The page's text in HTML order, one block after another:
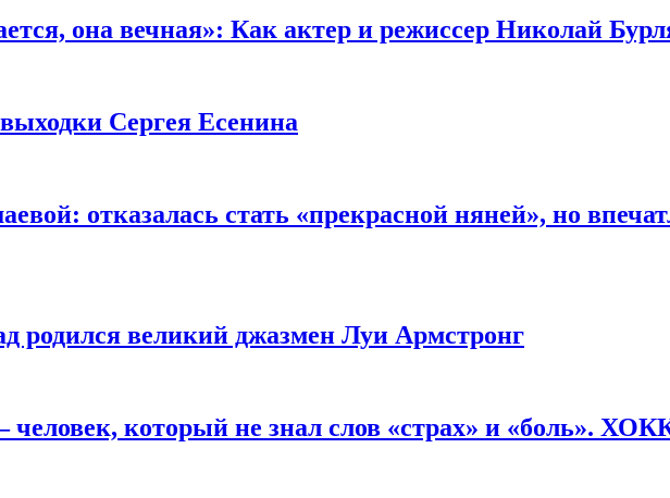
она вечная»: Как актер и режиссер Николай
Сергея Есенина
отказалась стать «прекрасной няней», но
родился великий джазмен Луи Армстронг
человек, который не знал слов «страх» и «боль».